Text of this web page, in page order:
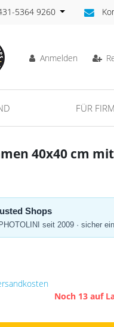
5364 9260
Anmelden
FÜR
40x40 cm
Shops
seit 2009 · sicher
Noch 13 auf